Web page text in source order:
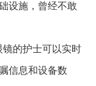
设施，曾经不敢
的护士可以实时
信息和设备数